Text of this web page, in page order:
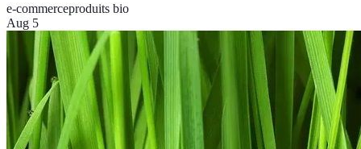
e-commerceproduits bio
Aug 5